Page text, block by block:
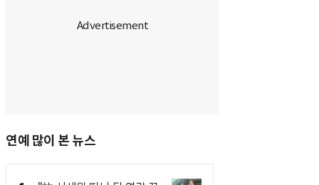
연예 많이 본 뉴스